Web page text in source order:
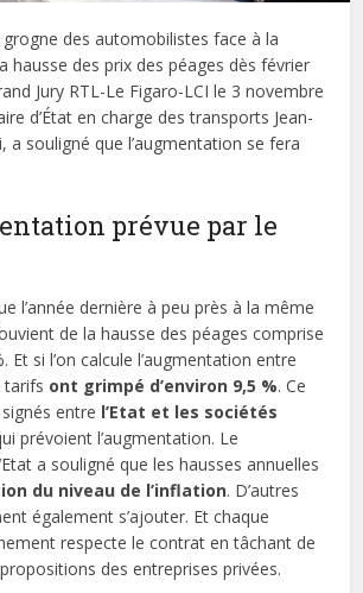
grogne des automobilistes face à la
hausse des prix des péages dès février
Jury RTL-Le Figaro-LCI le 3 novembre
d’État en charge des transports Jean-
a souligné que l’augmentation se fera
prévue par le
l’année dernière à peu près à la même
de la hausse des péages comprise
Et si l’on calcule l’augmentation entre
tarifs ont grimpé d’environ 9,5 %. Ce
entre l’Etat et les sociétés
prévoient l’augmentation. Le
a souligné que les hausses annuelles
du niveau de l’inflation. D’autres
également s’ajouter. Et chaque
respecte le contrat en tâchant de
des entreprises privées.